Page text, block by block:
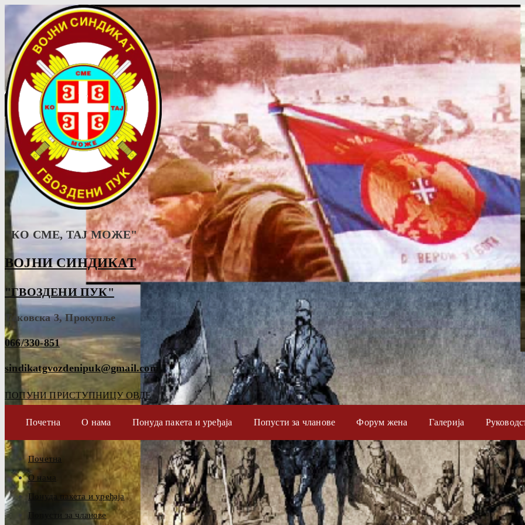
"КО СМЕ, ТАJ МОЖЕ"
ВОЈНИ СИНДИКАТ
"ГВОЗДЕНИ ПУК"
Таковска 3, Прокупље
066/330-851
sindikatgvozdenipuk@gmail.com
ПОПУНИ ПРИСТУПНИЦУ ОВДЕ
Почетна О нама Понуда пакета и уређаја Попусти за чланове Форум жена Галерија
Почетна
О нама
Понуда пакета и уређаја
Попусти за чланове